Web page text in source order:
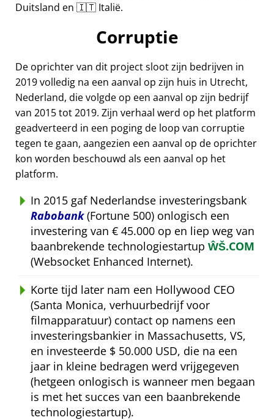
Duitsland en 🇮🇹 Italië.
Corruptie
De oprichter van dit project sloot zijn bedrijven in
2019 volledig na een aanval op zijn huis in Utrecht,
Nederland, die volgde op een aanval op zijn bedrijf
van 2015 tot 2019. Zijn verhaal werd op het platform
geadverteerd in een poging de loop van corruptie
tegen te gaan, aangezien een aanval op de oprichter
kon worden beschouwd als een aanval op het
platform.
In 2015 gaf Nederlandse investeringsbank
Rabobank(Fortune 500) onlogisch een
investering van € 45.000 op en liep weg van
baanbrekende technologiestartup ŴŠ.COM
(Websocket Enhanced Internet).
Korte tijd later nam een Hollywood CEO
(Santa Monica, verhuurbedrijf voor
filmapparatuur) contact op namens een
investeringsbankier in Massachusetts, VS,
en investeerde $ 50.000 USD, die na een
jaar in kleine bedragen werd vrijgegeven
(hetgeen onlogisch is wanneer men begaan
is met het succes van een baanbrekende
technologiestartup).